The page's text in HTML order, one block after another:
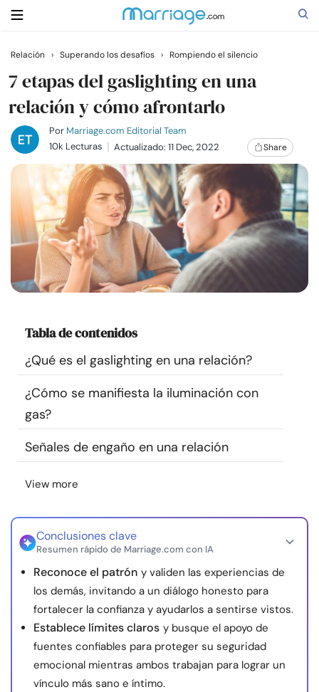
Buscar
Casarse
Relaciones
Familia
Ayuda
Cursos
Recursos
Comunidad
Encuentra un terapeuta
Idioma
nosotros
© Copyright 2026. Todos los derechos reservados.
Relación › Superando los desafíos › Rompiendo el silencio
7 etapas del gaslighting en una
relación y cómo afrontarlo
Por Marriage.com Editorial Team
10k Lecturas
Actualizado: 11 Dec, 2022 Share
Tabla de contenidos
¿Qué es el gaslighting en una relación?
¿Cómo se manifiesta la iluminación con
gas?
Señales de engaño en una relación
View more
Conclusiones clave
Resumen rápido de Marriage.com con IA
Reconoce el patrón y validen las experiencias de
los demás, invitando a un diálogo honesto para
fortalecer la confianza y ayudarlos a sentirse vistos.
Establece límites claros y busque el apoyo de
fuentes confiables para proteger su seguridad
emocional mientras ambos trabajan para lograr un
vínculo más sano e íntimo.